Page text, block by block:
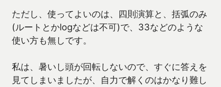
ただし、使ってよいのは、四則演算と、括弧のみ
(ルートとかlogなどは不可)で、33などのような
使い方も無しです。
私は、暑いし頭が回転しないので、すぐに答えを
見てしまいましたが、自力で解くのはかなり難し